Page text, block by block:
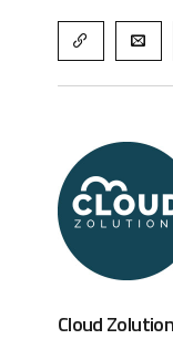
Cloud